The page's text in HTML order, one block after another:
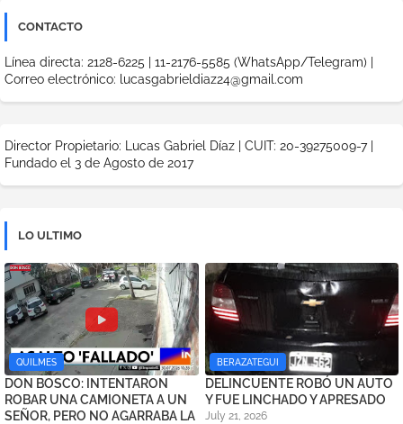
CONTACTO
Línea directa: 2128-6225 | 11-2176-5585 (WhatsApp/Telegram) |
Correo electrónico: lucasgabrieldiaz24@gmail.com
Director Propietario: Lucas Gabriel Díaz | CUIT: 20-39275009-7 |
Fundado el 3 de Agosto de 2017
LO ULTIMO
QUILMES
DON BOSCO: INTENTARON
ROBAR UNA CAMIONETA A UN
SEÑOR, PERO NO AGARRABA LA
BERAZATEGUI
DELINCUENTE ROBÓ UN AUTO
Y FUE LINCHADO Y APRESADO
July 21, 2026